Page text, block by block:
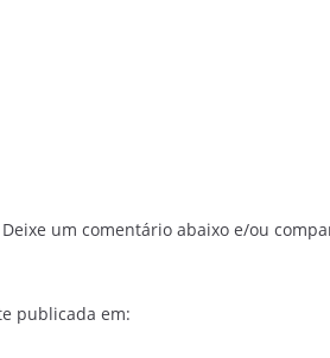
um comentário abaixo e/ou
publicada em: